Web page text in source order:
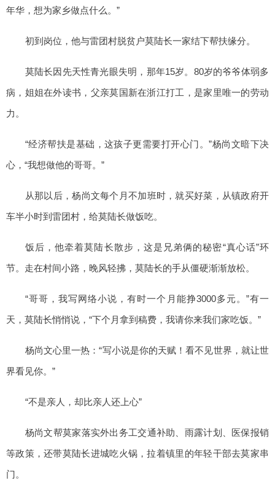
年华，想为家乡做点什么。”
初到岗位，他与雷团村脱贫户莫陆长一家结下帮扶缘分。
莫陆长因先天性青光眼失明，那年15岁。80岁的爷爷体弱多
病，姐姐在外读书，父亲莫国新在浙江打工，是家里唯一的劳动
力。
“经济帮扶是基础，这孩子更需要打开心门。”杨尚文暗下决
心，“我想做他的哥哥。”
从那以后，杨尚文每个月不加班时，就买好菜，从镇政府开
车半小时到雷团村，给莫陆长做饭吃。
饭后，他牵着莫陆长散步，这是兄弟俩的秘密“真心话”环
节。走在村间小路，晚风轻拂，莫陆长的手从僵硬渐渐放松。
“哥哥，我写网络小说，有时一个月能挣3000多元。”有一
天，莫陆长悄悄说，“下个月拿到稿费，我请你来我们家吃饭。”
杨尚文心里一热：“写小说是你的天赋！看不见世界，就让世
界看见你。”
“不是亲人，却比亲人还上心”
杨尚文帮莫家落实外出务工交通补助、雨露计划、医保报销
等政策，还带莫陆长进城吃火锅，拉着镇里的年轻干部去莫家串
门。